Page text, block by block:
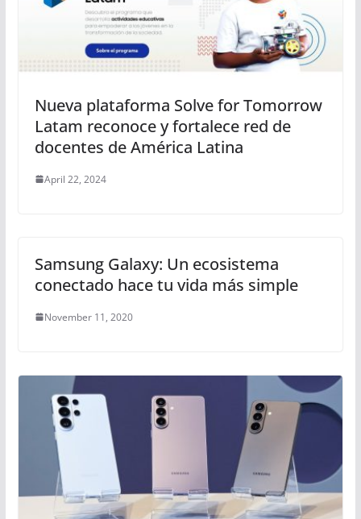
Nueva plataforma Solve for Tomorrow
Latam reconoce y fortalece red de
docentes de América Latina
April 22, 2024
Samsung Galaxy: Un ecosistema
conectado hace tu vida más simple
November 11, 2020